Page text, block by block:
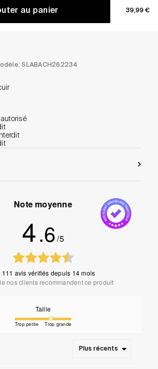
Prix de
39,99 €
au panier
SLABACH262234
Note moyenne
4.6/5
111 avis vérifiés depuis 14 mois
nos clients recommandent ce produit
Taille
Trop petite Trop grande
Plus récents